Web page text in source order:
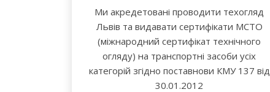
Ми акредетовані проводити техогляд
Львів та видавати сертифікати МСТО
(міжнародний сертифікат технічного
огляду) на транспортні засоби усіх
категорій згідно поставнови КМУ 137 від
30.01.2012